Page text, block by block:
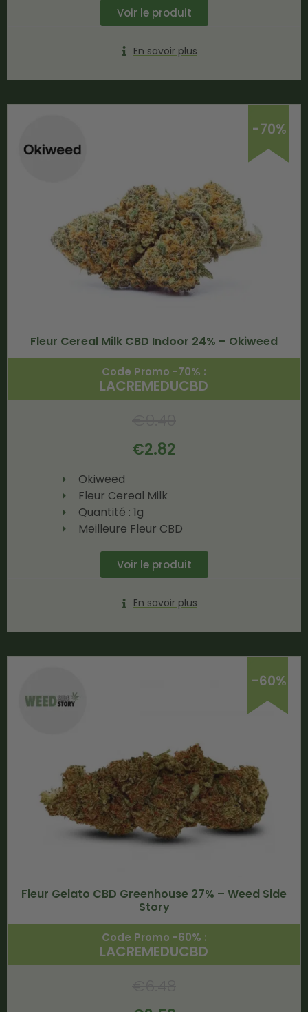
Voir le produit
En savoir plus
-70%
Fleur Cereal Milk CBD Indoor 24% – Okiweed
Code Promo -70% :
LACREMEDUCBD
€2.82
Okiweed
Fleur Cereal Milk
Quantité : 1g
Meilleure Fleur CBD
Voir le produit
En savoir plus
-60%
Fleur Gelato CBD Greenhouse 27% – Weed Side
Story
Code Promo -60% :
LACREMEDUCBD